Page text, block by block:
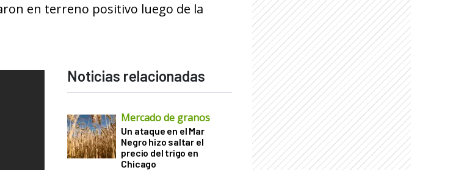
en terreno positivo luego de la
Noticias relacionadas
Mercado de granos
Un ataque en el Mar
Negro hizo saltar el
precio del trigo en
Chicago